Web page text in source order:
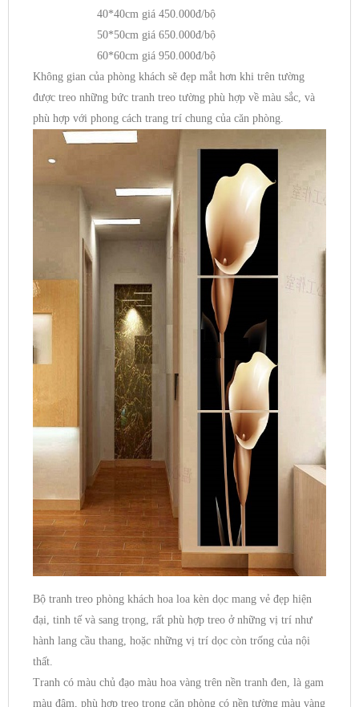
40*40cm giá 450.000đ/bộ
50*50cm giá 650.000đ/bộ
60*60cm giá 950.000đ/bộ
Không gian của phòng khách sẽ đẹp mắt hơn khi trên tường
được treo những bức tranh treo tường phù hợp về màu sắc, và
phù hợp với phong cách trang trí chung của căn phòng.
Bộ tranh treo phòng khách hoa loa kèn dọc mang vẻ đẹp hiện
đại, tinh tế và sang trọng, rất phù hợp treo ở những vị trí như
hành lang cầu thang, hoặc những vị trí dọc còn trống của nội
thất.
Tranh có màu chủ đạo màu hoa vàng trên nền tranh đen, là gam
màu đậm, phù hợp treo trong căn phòng có nền tường màu vàng